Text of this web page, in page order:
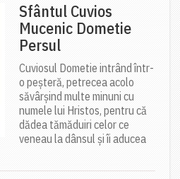
Sfântul Cuvios
Mucenic Dometie
Persul
Cuviosul Dometie intrând într-
o peșteră, petrecea acolo
săvârșind multe minuni cu
numele lui Hristos, pentru că
dădea tămăduiri celor ce
veneau la dânsul și îi aducea